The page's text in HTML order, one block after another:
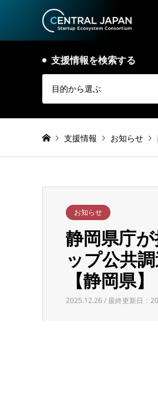
支援情報を検索する
目的から選ぶ
支援情報 お知らせ
お知らせ
静岡県庁
ップ公共
【静岡県】
2025.12.26 / 最終更新日：